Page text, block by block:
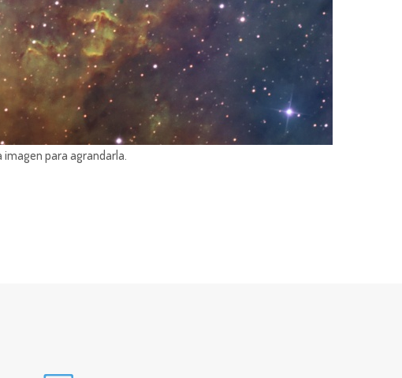
imagen para agrandarla.